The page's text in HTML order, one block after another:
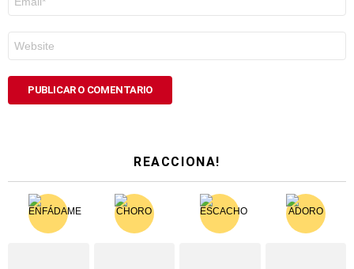
electrónico
*
REACCIONA!